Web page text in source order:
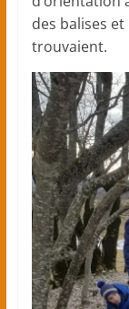
des balises
trouvaient.